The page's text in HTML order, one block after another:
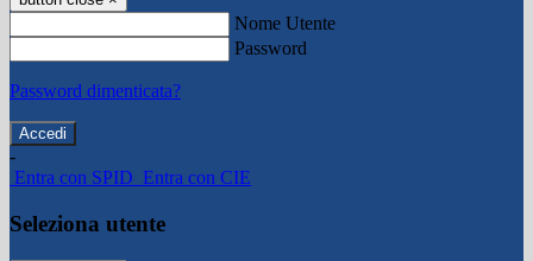
Nome Utente
Password
Password dimenticata?
-
Entra con SPID Entra con CIE
Seleziona utente